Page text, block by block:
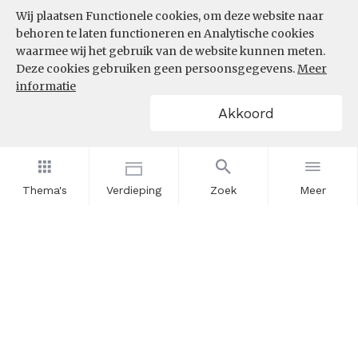
Thema's Verdieping Zoek Meer
Wij plaatsen Functionele cookies, om deze website naar
behoren te laten functioneren en Analytische cookies
waarmee wij het gebruik van de website kunnen meten.
Deze cookies gebruiken geen persoonsgegevens.Meer
informatie
Akkoord
InZicht
Contact